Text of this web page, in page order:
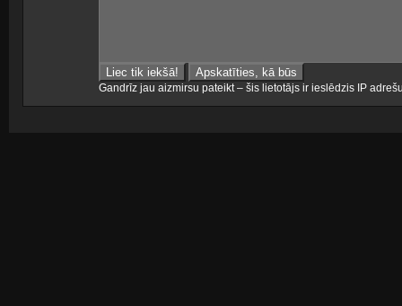
Gandrīz jau aizmirsu pateikt – šis lietotājs ir ieslēdzis IP